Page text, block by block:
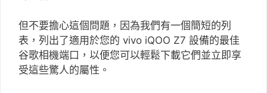
但不要擔心這個問題，因為我們有一個簡短的列
表，列出了適用於您的 vivo iQOO Z7 設備的最佳
谷歌相機端口，以便您可以輕鬆下載它們並立即享
受這些驚人的屬性。